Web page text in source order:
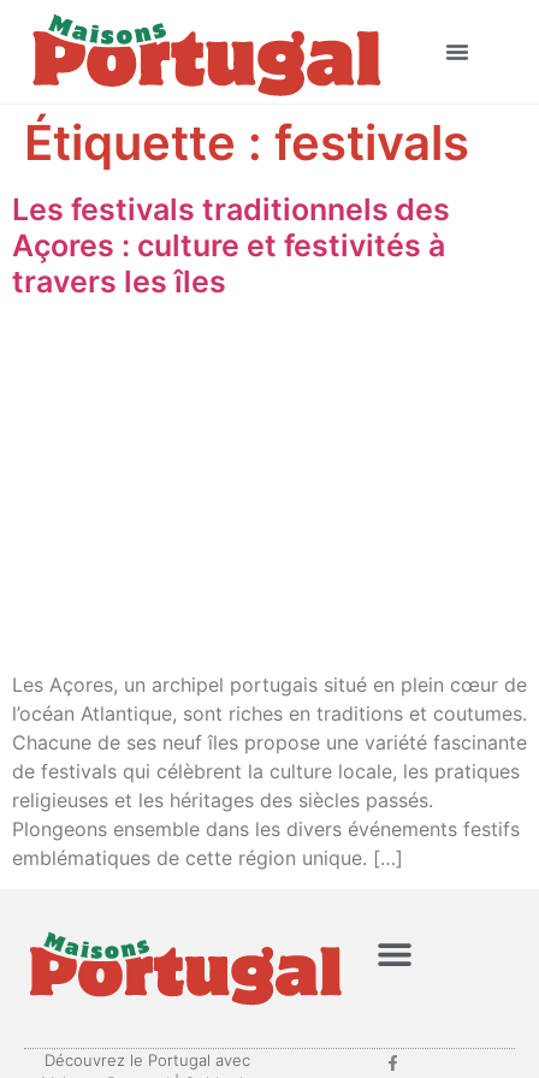
Étiquette : festivals
Les festivals traditionnels des
Açores : culture et festivités à
travers les îles
Les Açores, un archipel portugais situé en plein cœur de
l’océan Atlantique, sont riches en traditions et coutumes.
Chacune de ses neuf îles propose une variété fascinante
de festivals qui célèbrent la culture locale, les pratiques
religieuses et les héritages des siècles passés.
Plongeons ensemble dans les divers événements festifs
emblématiques de cette région unique. […]
Découvrez le Portugal avec